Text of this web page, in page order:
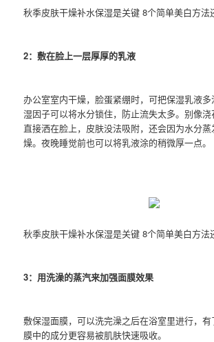
秋季皮肤干燥补水保湿是关键 8个简单美白方法
2：敷在脸上一层厚厚的乳液
办公室室内干燥，脸蛋紧绷时，可把保湿乳液
湿因子可以将水分锁住，防止流失太多。别像
直接洒在脸上，皮肤没法吸附，还会因为水分
燥。夜晚睡觉前也可以将乳液涂的稍微厚一点。
秋季皮肤干燥补水保湿是关键 8个简单美白方法
3：用洗澡的蒸汽来加强面膜效果
敷保湿面膜，可以洗完澡之后在浴室里进行，
膜中的成分更容易被肌肤快速吸收。